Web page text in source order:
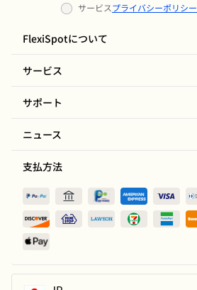
サービスプライバシーポリシー
FlexiSpotについて
サービス
サポート
ニュース
支払方法